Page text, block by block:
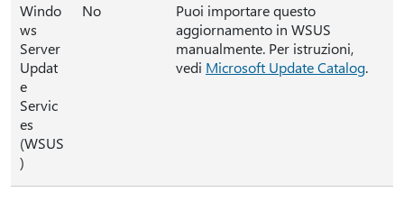
Windo
ws
Server
Updat
e
Servic
es
(WSUS
)
No
Puoi importare questo
aggiornamento in WSUS
manualmente. Per istruzioni,
vedi Microsoft Update Catalog.